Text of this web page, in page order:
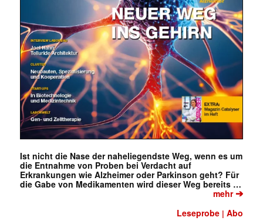
Ist nicht die Nase der naheliegendste Weg, wenn es um
die Entnahme von Proben bei Verdacht auf
Erkrankungen wie Alzheimer oder Parkinson geht? Für
die Gabe von Medikamenten wird dieser Weg bereits …
mehr➔
Leseprobe |Abo